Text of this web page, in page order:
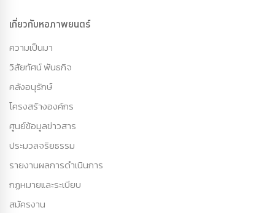
เกี่ยวกับหอภาพยนตร์
ความเป็นมา
วิสัยทัศน์ พันธกิจ
คลังอนุรักษ์
โครงสร้างองค์กร
ศูนย์ข้อมูลข่าวสาร
ประมวลจริยธรรม
รายงานผลการดำเนินการ
กฏหมายและระเบียบ
สมัครงาน